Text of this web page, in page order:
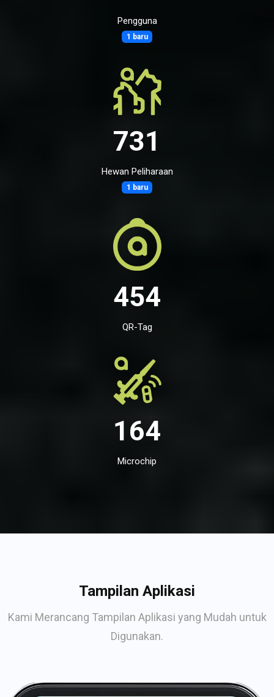
Pengguna
1 baru
731
Hewan Peliharaan
1 baru
454
QR-Tag
164
Microchip
Tampilan Aplikasi
Kami Merancang Tampilan Aplikasi yang Mudah untuk
Digunakan.